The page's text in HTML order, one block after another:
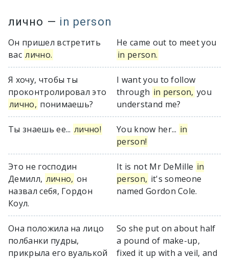
лично — in person
Он пришел встретить
вас лично.
He came out to meet you
in person.
Я хочу, чтобы ты
проконтролировал это
лично, понимаешь?
I want you to follow
through in person, you
understand me?
Ты знаешь ее... лично! You know her... in
person!
Это не господин
Демилл, лично, он
назвал себя, Гордон
Коул.
It is not Mr DeMille in
person, it's someone
named Gordon Cole.
Она положила на лицо
полбанки пудры,
прикрыла его вуалькой
So she put on about half
a pound of make-up,
fixed it up with a veil, and